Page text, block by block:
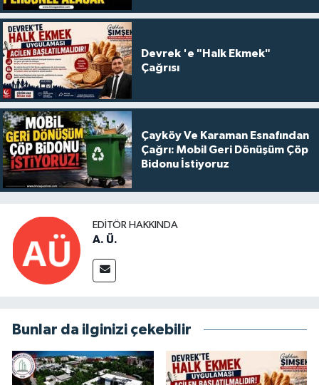
Devrek 'e "Halk Ekmek"
Çağrısı
Çayköy Ve Karaman Esnafından
Çağrı: Mobil Geri Dönüşüm Çöp
Bidonu İstiyoruz
EDITÖR HAKKINDA
A. Ü.
Bunlar da ilginizi çekebilir